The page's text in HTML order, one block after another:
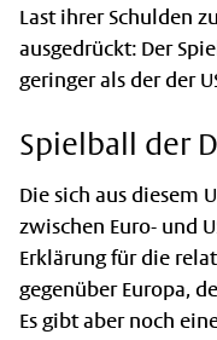
Last ihrer Schulden
ausgedrückt: Der
geringer als der der
Spielball der
Die sich aus diesem
zwischen Euro- und
Erklärung für die
gegenüber Europa,
Es gibt aber noch